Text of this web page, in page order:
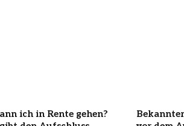
ich in Rente gehen?